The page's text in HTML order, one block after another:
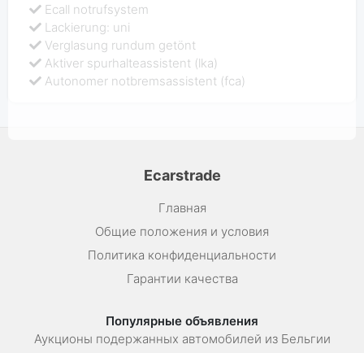
Ecall notrufsystem
Lackierung: uni
Verglasung rundum getönt
Aktiver spurhalteassistent (lka)
Autonomer notbremsassistent (fca)
Ecarstrade
Главная
Общие положения и условия
Политика конфиденциальности
Гарантии качества
Популярные объявления
Аукционы подержанных автомобилей из Бельгии